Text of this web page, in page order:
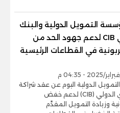
التمويل الدولية والبنك
التجاري الدولي CIB لدعم جهود الحد من
في القطاعات الرئيسية
الدولية اليوم عن عقد شراكة
مع البنك التجاري الدولي (CIB) لدعم خفض
وزيادة التمويل المقدَّم